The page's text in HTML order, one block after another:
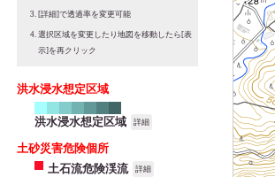
[詳細]で透過率を変更可能
選択区域を変更したり地図を移動したら[表
示]を再クリック
洪水浸水想定区域
洪水浸水想定区域 詳細
土砂災害危険個所
土石流危険渓流
詳細